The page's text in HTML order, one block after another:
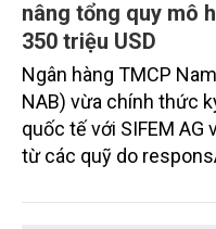
Nam A Bank đón
nâng tổng quy mô
350 triệu USD
Ngân hàng TMCP
NAB) vừa chính thức
quốc tế với SIFEM
từ các quỹ do